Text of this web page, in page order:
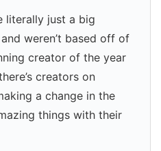
literally just a big
weren’t based off of
creator of the year
creators on
a change in the
things with their